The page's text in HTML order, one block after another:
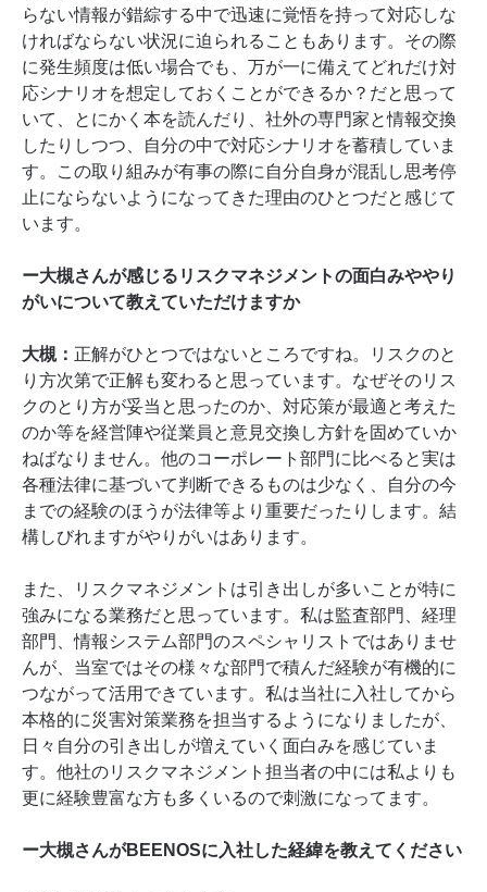
らない情報が錯綜する中で迅速に覚悟を持って対応しな
ければならない状況に迫られることもあります。その際
に発生頻度は低い場合でも、万が一に備えてどれだけ対
応シナリオを想定しておくことができるか？だと思って
いて、とにかく本を読んだり、社外の専門家と情報交換
したりしつつ、自分の中で対応シナリオを蓄積していま
す。この取り組みが有事の際に自分自身が混乱し思考停
止にならないようになってきた理由のひとつだと感じて
います。
ー大槻さんが感じるリスクマネジメントの面白みややり
がいについて教えていただけますか
大槻： 正解がひとつではないところですね。リスクのと
り方次第で正解も変わると思っています。なぜそのリス
クのとり方が妥当と思ったのか、対応策が最適と考えた
のか等を経営陣や従業員と意見交換し方針を固めていか
ねばなりません。他のコーポレート部門に比べると実は
各種法律に基づいて判断できるものは少なく、自分の今
までの経験のほうが法律等より重要だったりします。結
構しびれますがやりがいはあります。
また、リスクマネジメントは引き出しが多いことが特に
強みになる業務だと思っています。私は監査部門、経理
部門、情報システム部門のスペシャリストではありませ
んが、当室ではその様々な部門で積んだ経験が有機的に
つながって活用できています。私は当社に入社してから
本格的に災害対策業務を担当するようになりましたが、
日々自分の引き出しが増えていく面白みを感じていま
す。他社のリスクマネジメント担当者の中には私よりも
更に経験豊富な方も多くいるので刺激になってます。
ー大槻さんがBEENOSに入社した経緯を教えてください